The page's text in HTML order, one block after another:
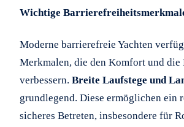
Wichtige
Moderne barrierefreie Yachten
Merkmalen, die den Komfort und
verbessern. Breite Laufstege und
grundlegend. Diese ermöglichen ein
sicheres Betreten, insbesondere für